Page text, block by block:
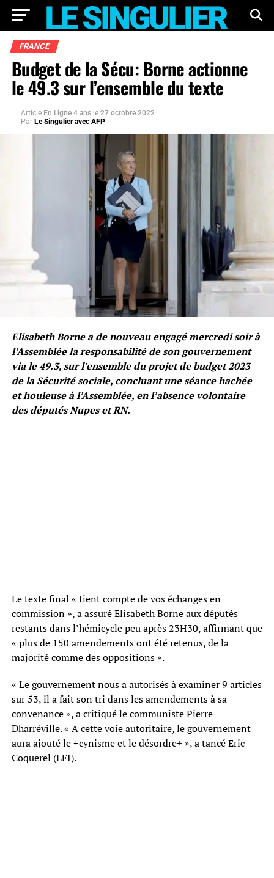
FRANCE
Budget de la Sécu: Borne actionne
le 49.3 sur l’ensemble du texte
Article En Ligne 4 ans le 27 octobre 2022
Par Le Singulier avec AFP
Elisabeth Borne a de nouveau engagé mercredi soir à
l’Assemblée la responsabilité de son gouvernement
via le 49.3, sur l’ensemble du projet de budget 2023
de la Sécurité sociale, concluant une séance hachée
et houleuse à l’Assemblée, en l’absence volontaire
des députés Nupes et RN.
Le texte final « tient compte de vos échanges en
commission », a assuré Elisabeth Borne aux députés
restants dans l’hémicycle peu après 23H30, affirmant que
« plus de 150 amendements ont été retenus, de la
majorité comme des oppositions ».
« Le gouvernement nous a autorisés à examiner 9 articles
sur 53, il a fait son tri dans les amendements à sa
convenance », a critiqué le communiste Pierre
Dharréville. « A cette voie autoritaire, le gouvernement
aura ajouté le +cynisme et le désordre+ », a tancé Eric
Coquerel (LFI).